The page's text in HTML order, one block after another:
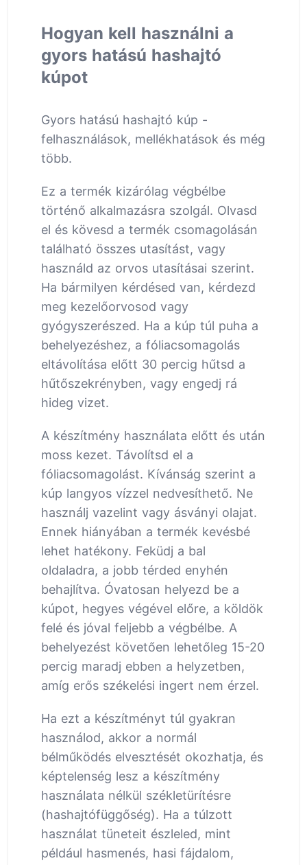
Hogyan kell használni a
gyors hatású hashajtó
kúpot
Gyors hatású hashajtó kúp -
felhasználások, mellékhatások és még
több.
Ez a termék kizárólag végbélbe
történő alkalmazásra szolgál. Olvasd
el és kövesd a termék csomagolásán
található összes utasítást, vagy
használd az orvos utasításai szerint.
Ha bármilyen kérdésed van, kérdezd
meg kezelőorvosod vagy
gyógyszerészed. Ha a kúp túl puha a
behelyezéshez, a fóliacsomagolás
eltávolítása előtt 30 percig hűtsd a
hűtőszekrényben, vagy engedj rá
hideg vizet.
A készítmény használata előtt és után
moss kezet. Távolítsd el a
fóliacsomagolást. Kívánság szerint a
kúp langyos vízzel nedvesíthető. Ne
használj vazelint vagy ásványi olajat.
Ennek hiányában a termék kevésbé
lehet hatékony. Feküdj a bal
oldaladra, a jobb térded enyhén
behajlítva. Óvatosan helyezd be a
kúpot, hegyes végével előre, a köldök
felé és jóval feljebb a végbélbe. A
behelyezést követően lehetőleg 15-20
percig maradj ebben a helyzetben,
amíg erős székelési ingert nem érzel.
Ha ezt a készítményt túl gyakran
használod, akkor a normál
bélműködés elvesztését okozhatja, és
képtelenség lesz a készítmény
használata nélkül székletürítésre
(hashajtófüggőség). Ha a túlzott
használat tüneteit észleled, mint
például hasmenés, hasi fájdalom,